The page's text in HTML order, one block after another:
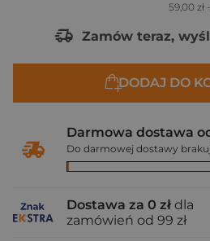
59,00 zł
Zamów teraz,
DODAJ DO
Darmowa dostawa
Do darmowej dostawy
Dostawa za 0 zł dla
zamówień od 99 zł